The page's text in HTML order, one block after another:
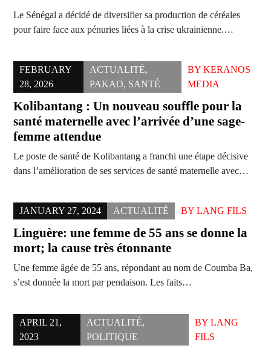
Le Sénégal a décidé de diversifier sa production de céréales
pour faire face aux pénuries liées à la crise ukrainienne.…
FEBRUARY
28, 2026
ACTUALITÉ,
PAKAO, SANTÉ
BYKERANOS
MEDIA
Kolibantang : Un nouveau souffle pour la
santé maternelle avec l’arrivée d’une sage-
femme attendue
Le poste de santé de Kolibantang a franchi une étape décisive
dans l’amélioration de ses services de santé maternelle avec…
JANUARY 27, 2024 ACTUALITÉ BY LANG FILS
Linguère: une femme de 55 ans se donne la
mort; la cause très étonnante
Une femme âgée de 55 ans, répondant au nom de Coumba Ba,
s’est donnée la mort par pendaison. Les faits…
APRIL 21,
2023
ACTUALITÉ,
POLITIQUE
BYLANG
FILS